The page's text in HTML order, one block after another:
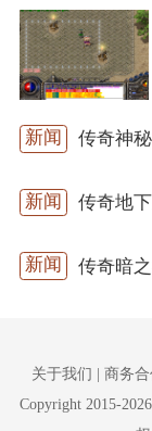
传奇神
传奇地
传奇暗
关于我们 | 商务
Copyright 2015-